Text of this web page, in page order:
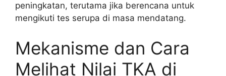
peningkatan, terutama jika berencana untuk
mengikuti tes serupa di masa mendatang.
Mekanisme dan Cara
Melihat Nilai TKA di